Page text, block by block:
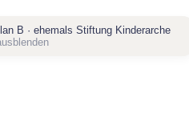
B · ehemals Stiftung Kinderarche